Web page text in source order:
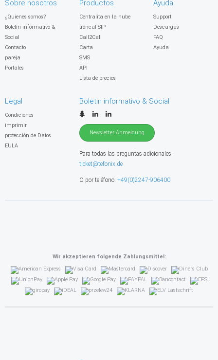
Sobre nosotros
¿Quienes somos?
Boletin informativo &
Social
Contacto
pareja
Portales
Productos
Centralita en la nube
troncal SIP
Call2Call
Carta
SMS
API
Lista de precios
Ayuda
Support
Descargas
FAQ
Ayuda
Legal
Condiciones
imprimir
protección de Datos
EULA
Boletin informativo & Social
Newsletter Anmeldung
Para todas las preguntas adicionales:
ticket@tefonix.de
O por teléfono: +49(0)2247-906400
Wir akzeptieren folgende Zahlungsmittel: